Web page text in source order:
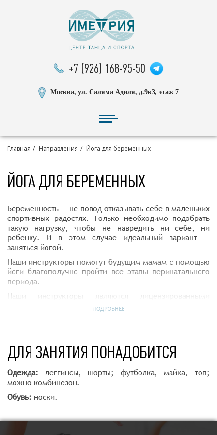
+7 (926) 168-95-50
Москва, ул. Саляма Адиля, д.9к3, этаж 7
Главная Направления Йога для беременных
ЙОГА ДЛЯ БЕРЕМЕННЫХ
Беременность — не повод отказывать себе в маленьких
спортивных радостях. Только необходимо подобрать
такую нагрузку, чтобы не навредить ни себе, ни
ребенку. И в этом случае идеальный вариант —
заняться йогой.
Наши инструкторы помогут будущим мамам с помощью
йоги благополучно пройти все этапы перинатального
периода.
Наши инструкторы являются лицензированными
специалистами по программе обучения специально,
разработанной в соответствии с международным
Международным Альянсом йоги (Индия) и Альянсом
йоги США.
В чем польза йоги для будущих мам?
- Этот вид тренировки не требует слишком активных
движений, а значит, почти полностью исключает
быструю утомляемость будущей мамы
- Регулярные тренировки укрепляют мышцы всего тела
- Йога учит контролировать дыхание, что впоследствии
ПОДРОБНЕЕ
ДЛЯ ЗАНЯТИЯ ПОНАДОБИТСЯ
Одежда: леггинсы, шорты; футболка, майка, топ;
можно комбинезон.
Обувь: носки.